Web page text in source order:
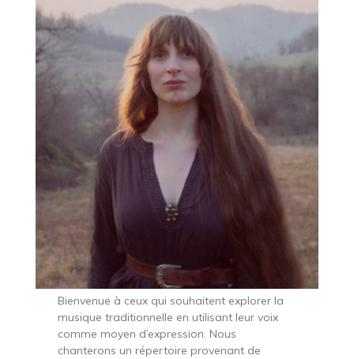
Bienvenue à ceux qui souhaitent explorer la
musique traditionnelle en utilisant leur voix
comme moyen d’expression. Nous
chanterons un répertoire provenant de